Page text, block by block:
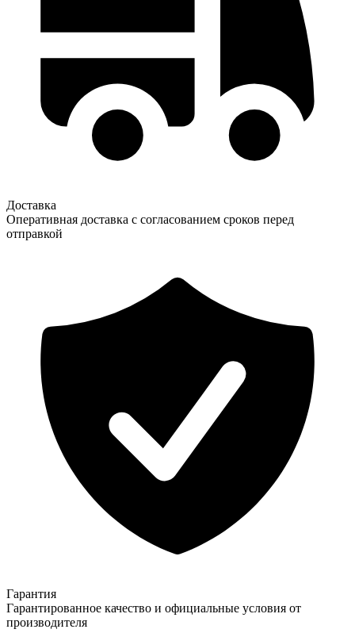
Доставка
Оперативная доставка с согласованием сроков перед
отправкой
Гарантия
Гарантированное качество и официальные условия от
производителя